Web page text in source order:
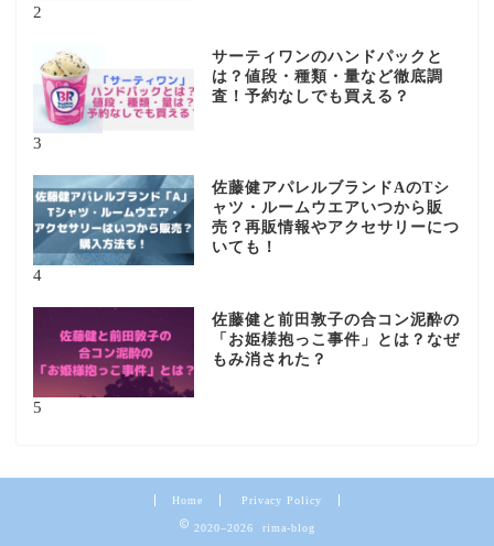
2
3
サーティワンのハンドパックと
は？値段・種類・量など徹底調
査！予約なしでも買える？
4
佐藤健アパレルブランドAのTシ
ャツ・ルームウエアいつから販
売？再販情報やアクセサリーにつ
いても！
5
佐藤健と前田敦子の合コン泥酔の
「お姫様抱っこ事件」とは？なぜ
もみ消された？
Home Privacy Policy
2020–2026 rima-blog